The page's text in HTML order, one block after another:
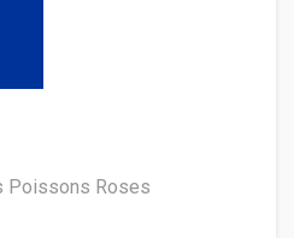
Poissons Roses